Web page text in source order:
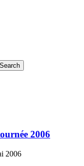
2006
2006